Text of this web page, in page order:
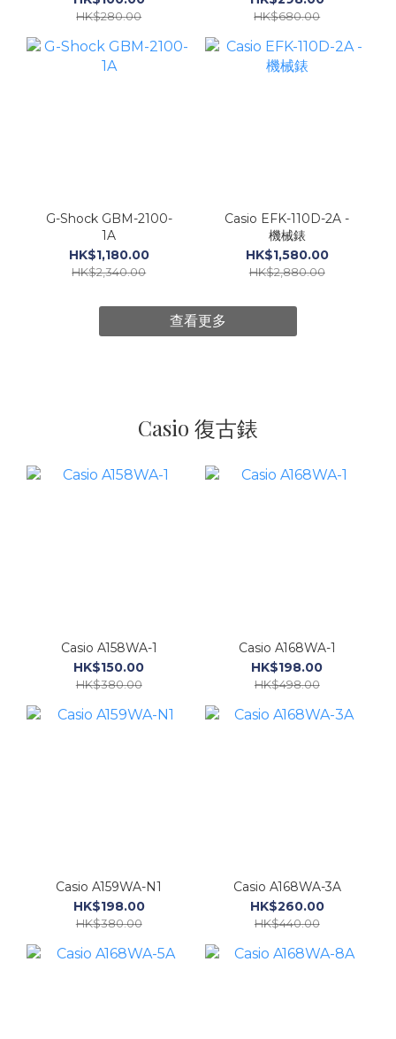
HK$280.00 HK$680.00
G-Shock GBM-2100-
1A
HK$1,180.00
HK$2,340.00
Casio EFK-110D-2A -
機械錶
HK$1,580.00
HK$2,880.00
查看更多
Casio 復古錶
Casio A158WA-1
HK$150.00
HK$380.00
Casio A168WA-1
HK$198.00
HK$498.00
Casio A159WA-N1
HK$198.00
HK$380.00
Casio A168WA-3A
HK$260.00
HK$440.00